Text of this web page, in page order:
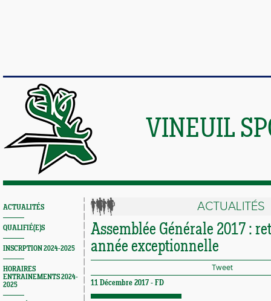
VINEUIL
ACTUALITÉS
QUALIFIÉ(E)S
INSCRPTION 2024-2025
HORAIRES
ENTRAINEMENTS 2024-
2025
ACTUALITÉS
Assemblée Générale 2017 :
année exceptionnelle
Tweet
11 Décembre 2017 - FD